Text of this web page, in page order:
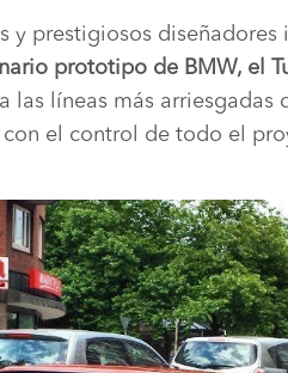
y prestigiosos
prototipo de BMW, el
líneas más arriesgadas
el control de todo el